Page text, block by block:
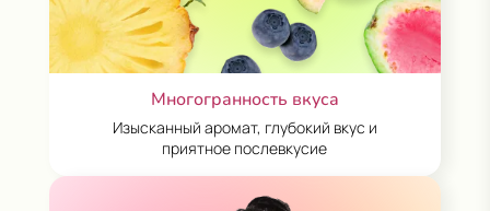
Многогранность вкуса
Изысканный аромат, глубокий вкус и
приятное послевкусие
ОБРАТНАЯ СВЯЗЬ